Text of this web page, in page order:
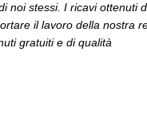
noi stessi. I ricavi ottenuti
il lavoro della nostra
gratuiti e di qualità